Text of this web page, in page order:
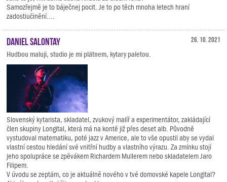
Samozřejmě je to báječnej pocit. Je to po těch mnoha letech hraní
zadostiučinění....
26. 10. 2021
Daniel Salontay
Hudbou maluji, studio je mi plátnem, kytary paletou.
Slovenský kytarista, skladatel, zvukový malíř a experimentátor, zakládající
člen skupiny Longital, která má na kontě již přes deset alb. Původně
vystudoval matematiku, poté jazz v Americe, ale to vše opustil aby se vydal
vlastní cestou hledání své vnitřní hudby a vlastního výrazu. Za zmínku stojí
jeho spolupráce se zpěvákem Richardem Mullerem nebo skladatelem Jaro
Filipem.
V úvodu se zeptám, co je aktuálně nového v tvé domovské kapele Longital?